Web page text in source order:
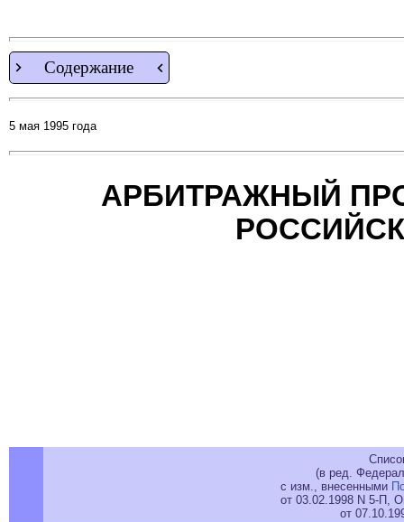
Содержание
5 мая 1995 года
АРБИТРАЖНЫЙ
(в ред.
с изм., внесенными
от 03.02.1998 N 5-П,
от